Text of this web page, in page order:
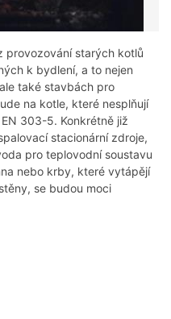
provozování starých kotlů
k bydlení, a to nejen
také stavbách pro
na kotle, které nesplňují
303-5. Konkrétně již
stacionární zdroje,
pro teplovodní soustavu
nebo krby, které vytápějí
se budou moci